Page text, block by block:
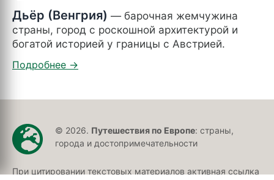
Дьёр (Венгрия) — барочная жемчужина
страны, город с роскошной архитектурой и
богатой историей у границы с Австрией.
© 2026. Путешествия по Европе: страны,
города и достопримечательности
При цитировании текстовых материалов активная ссылка